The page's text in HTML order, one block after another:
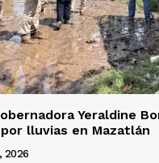
Yeraldine
lluvias en Mazatlán
2026